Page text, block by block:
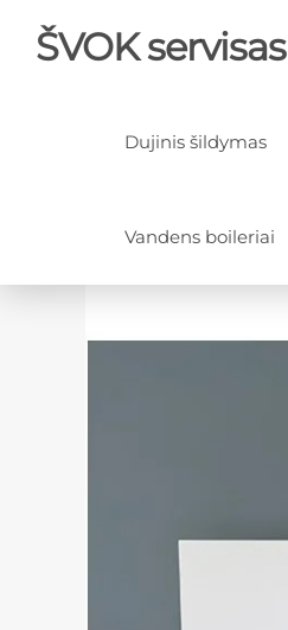
ŠVOK servisas
Dujinis šildymas
Vandens boileriai